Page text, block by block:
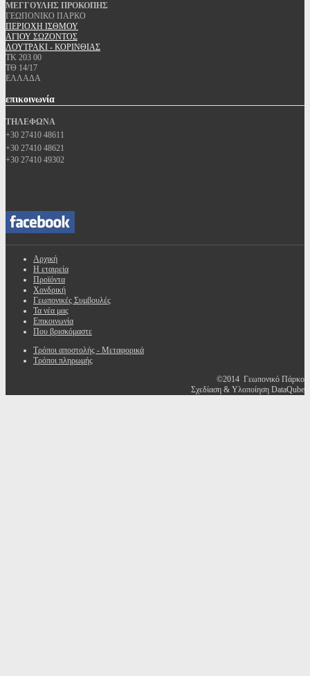
ΜΕΓΓΟΥΛΗΣ ΠΡΟΚΟΠΗΣ
ΓΕΩΠΟΝΙΚΟ ΠΑΡΚΟ
ΠΕΡΙΟΧΗ ΙΣΘΜΟΥ
ΑΓΙΟΥ ΣΩΖΟΝΤΟΣ
ΛΟΥΤΡΑΚΙ - ΚΟΡΙΝΘΙΑΣ
ΤΚ 203 00
ΤΘ 14/17
ΕΛΛΑΔΑ
επικοινωνία
ΤΗΛΕΦΩΝΑ
+30 27410 48611
+30 27410 48621
+30 27410 49302
Αρχική
Η εταιρεία
Προϊόντα
Χονδρική
Γεωπονικές Συμβουλές
Τα νέα μας
Επικοινωνία
Που βρισκόμαστε
Τρόποι αποστολής - Μεταφορικά
Τρόποι πληρωμής
©2014 Γεωπονικό Πάρκο
Σχεδίαση & Υλοποίηση DataQube